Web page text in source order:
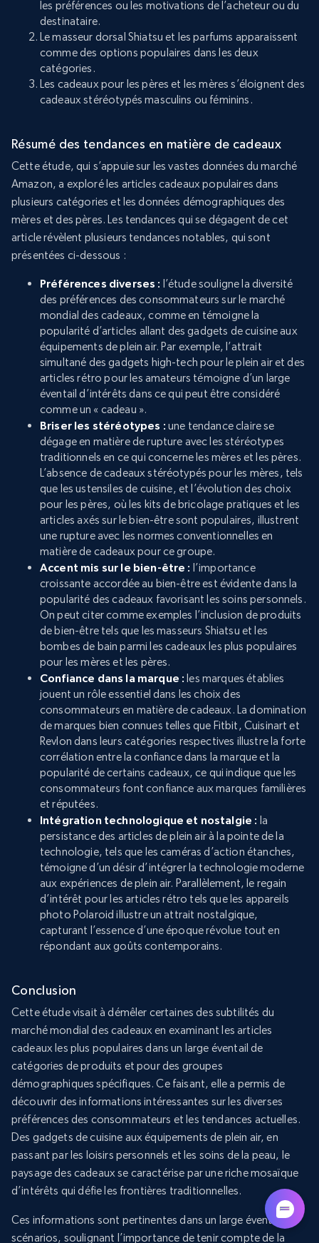
les préférences ou les motivations de l’acheteur ou du
destinataire.
Le masseur dorsal Shiatsu et les parfums apparaissent
comme des options populaires dans les deux
catégories.
Les cadeaux pour les pères et les mères s’éloignent des
cadeaux stéréotypés masculins ou féminins.
Résumé des tendances en matière de cadeaux
Cette étude, qui s’appuie sur les vastes données du marché
Amazon, a exploré les articles cadeaux populaires dans
plusieurs catégories et les données démographiques des
mères et des pères. Les tendances qui se dégagent de cet
article révèlent plusieurs tendances notables, qui sont
présentées ci-dessous :
Préférences diverses : l’étude souligne la diversité
des préférences des consommateurs sur le marché
mondial des cadeaux, comme en témoigne la
popularité d’articles allant des gadgets de cuisine aux
équipements de plein air. Par exemple, l’attrait
simultané des gadgets high-tech pour le plein air et des
articles rétro pour les amateurs témoigne d’un large
éventail d’intérêts dans ce qui peut être considéré
comme un « cadeau ».
Briser les stéréotypes : une tendance claire se
dégage en matière de rupture avec les stéréotypes
traditionnels en ce qui concerne les mères et les pères.
L’absence de cadeaux stéréotypés pour les mères, tels
que les ustensiles de cuisine, et l’évolution des choix
pour les pères, où les kits de bricolage pratiques et les
articles axés sur le bien-être sont populaires, illustrent
une rupture avec les normes conventionnelles en
matière de cadeaux pour ce groupe.
Accent mis sur le bien-être : l’importance
croissante accordée au bien-être est évidente dans la
popularité des cadeaux favorisant les soins personnels.
On peut citer comme exemples l’inclusion de produits
de bien-être tels que les masseurs Shiatsu et les
bombes de bain parmi les cadeaux les plus populaires
pour les mères et les pères.
Confiance dans la marque : les marques établies
jouent un rôle essentiel dans les choix des
consommateurs en matière de cadeaux. La domination
de marques bien connues telles que Fitbit, Cuisinart et
Revlon dans leurs catégories respectives illustre la forte
corrélation entre la confiance dans la marque et la
popularité de certains cadeaux, ce qui indique que les
consommateurs font confiance aux marques familières
et réputées.
Intégration technologique et nostalgie : la
persistance des articles de plein air à la pointe de la
technologie, tels que les caméras d’action étanches,
témoigne d’un désir d’intégrer la technologie moderne
aux expériences de plein air. Parallèlement, le regain
d’intérêt pour les articles rétro tels que les appareils
photo Polaroid illustre un attrait nostalgique,
capturant l’essence d’une époque révolue tout en
répondant aux goûts contemporains.
Conclusion
Cette étude visait à démêler certaines des subtilités du
marché mondial des cadeaux en examinant les articles
cadeaux les plus populaires dans un large éventail de
catégories de produits et pour des groupes
démographiques spécifiques. Ce faisant, elle a permis de
découvrir des informations intéressantes sur les diverses
préférences des consommateurs et les tendances actuelles.
Des gadgets de cuisine aux équipements de plein air, en
passant par les loisirs personnels et les soins de la peau, le
paysage des cadeaux se caractérise par une riche mosaïque
d’intérêts qui défie les frontières traditionnelles.
Ces informations sont pertinentes dans un large éventail de
scénarios, soulignant l’importance de tenir compte de la